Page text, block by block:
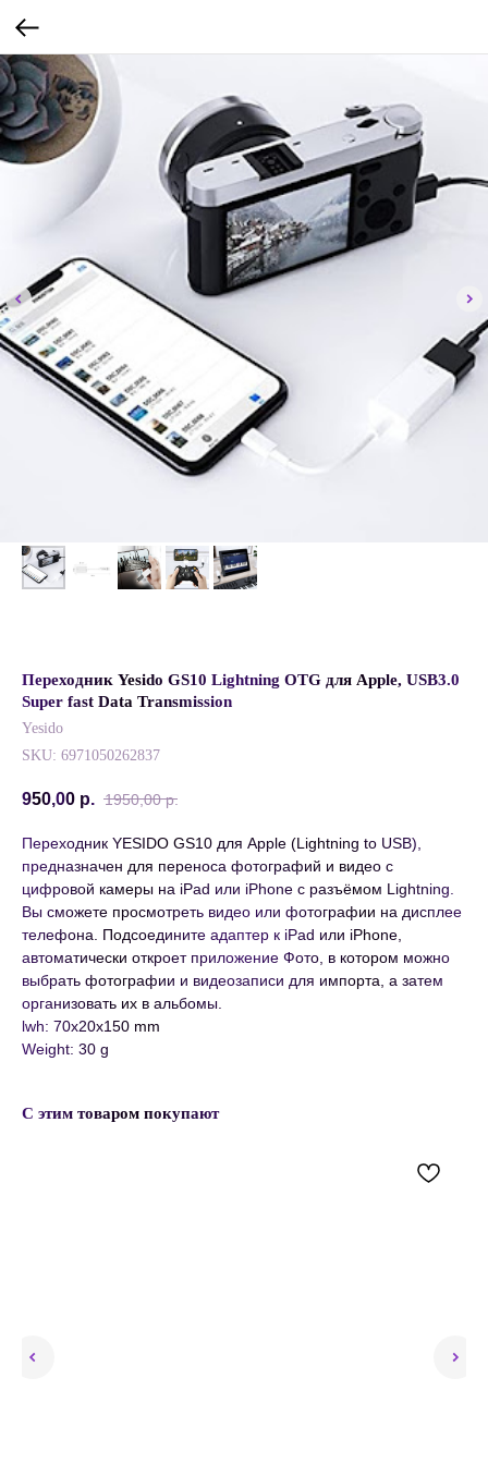
Переходник Yesido GS10 Lightning OTG для Apple, USB3.0
Super fast Data Transmission
Yesido
SKU: 6971050262837
950,00 р. 1950,00 р.
Переходник YESIDO GS10 для Apple (Lightning to USB),
предназначен для переноса фотографий и видео с
цифровой камеры на iPad или iPhone с разъёмом Lightning.
Вы сможете просмотреть видео или фотографии на дисплее
телефона. Подсоедините адаптер к iPad или iPhone,
автоматически откроет приложение Фото, в котором можно
выбрать фотографии и видеозаписи для импорта, а затем
организовать их в альбомы.
lwh: 70x20x150 mm
Weight: 30 g
С этим товаром покупают